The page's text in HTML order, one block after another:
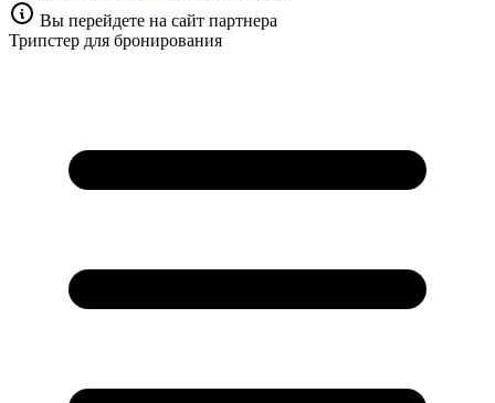
Вы перейдете на сайт партнера
Трипстер для бронирования